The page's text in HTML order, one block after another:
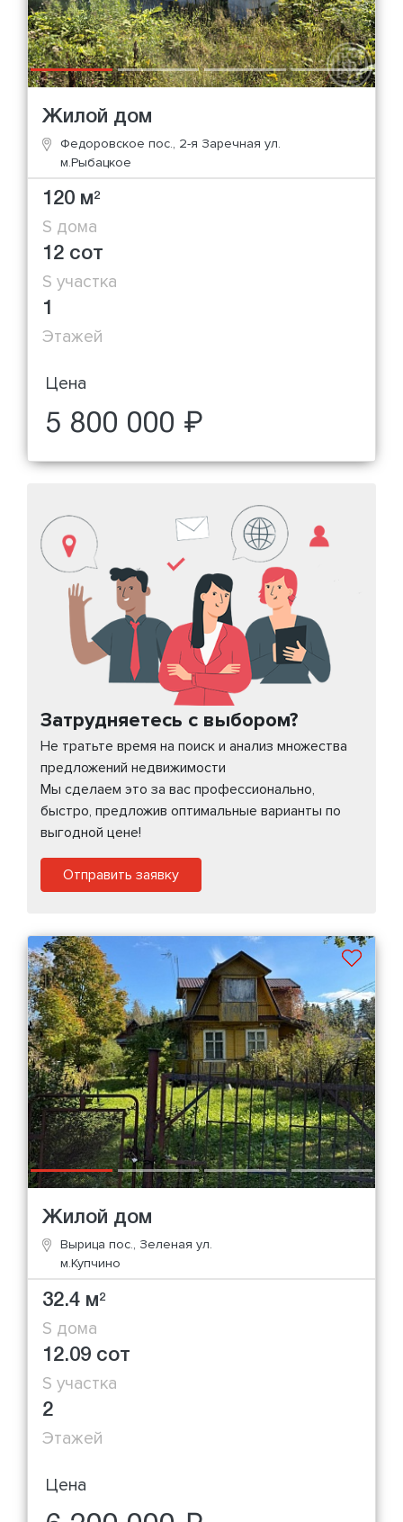
Жилой дом
Федоровское пос., 2-я Заречная ул.
м.Рыбацкое
120 м2
S дома
12 сот
S участка
1
Этажей
Цена
5 800 000 ₽
Затрудняетесь с выбором?
Не тратьте время на поиск и анализ множества
предложений недвижимости
Мы сделаем это за вас профессионально,
быстро, предложив оптимальные варианты по
выгодной цене!
Отправить заявку
Жилой дом
Вырица пос., Зеленая ул.
м.Купчино
32.4 м2
S дома
12.09 сот
S участка
2
Этажей
Цена